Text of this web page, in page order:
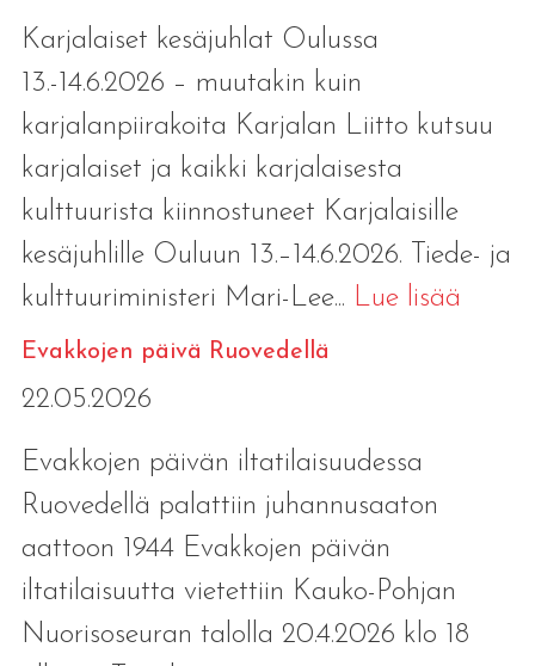
Karjalaiset kesäjuhlat Oulussa
13.-14.6.2026 – muutakin kuin
karjalanpiirakoita Karjalan Liitto kutsuu
karjalaiset ja kaikki karjalaisesta
kulttuurista kiinnostuneet Karjalaisille
kesäjuhlille Ouluun 13.–14.6.2026. Tiede- ja
kulttuuriministeri Mari-Lee... Lue lisää
Evakkojen päivä Ruovedellä
22.05.2026
Evakkojen päivän iltatilaisuudessa
Ruovedellä palattiin juhannusaaton
aattoon 1944 Evakkojen päivän
iltatilaisuutta vietettiin Kauko-Pohjan
Nuorisoseuran talolla 20.4.2026 klo 18